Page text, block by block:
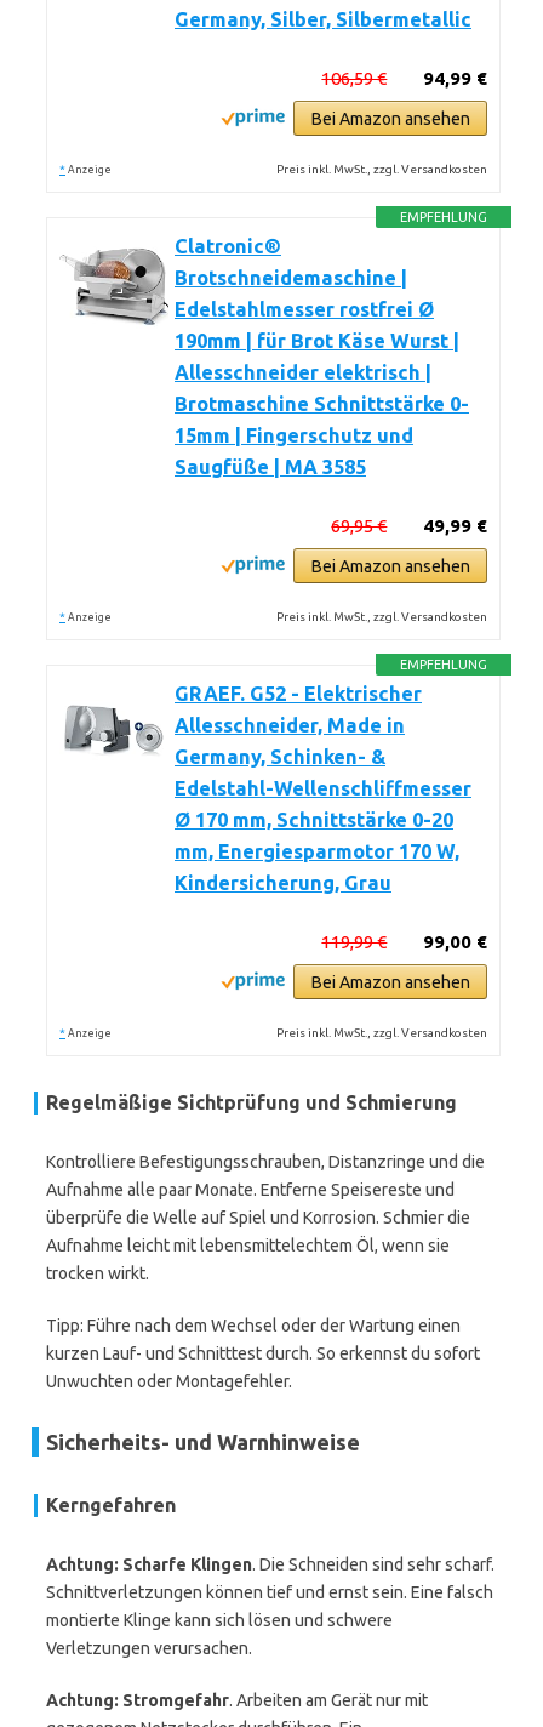
Germany, Silber, Silbermetallic
94,99 €
106,59 €
Bei Amazon ansehen
* Anzeige Preis inkl. MwSt., zzgl. Versandkosten
EMPFEHLUNG
Clatronic®
Brotschneidemaschine |
Edelstahlmesser rostfrei Ø
190mm | für Brot Käse Wurst |
Allesschneider elektrisch |
Brotmaschine Schnittstärke 0-
15mm | Fingerschutz und
Saugfüße | MA 3585
49,99 €
69,95 €
Bei Amazon ansehen
* Anzeige Preis inkl. MwSt., zzgl. Versandkosten
EMPFEHLUNG
GRAEF. G52 - Elektrischer
Allesschneider, Made in
Germany, Schinken- &
Edelstahl-Wellenschliffmesser
Ø 170 mm, Schnittstärke 0-20
mm, Energiesparmotor 170 W,
Kindersicherung, Grau
99,00 €
119,99 €
Bei Amazon ansehen
* Anzeige Preis inkl. MwSt., zzgl. Versandkosten
Regelmäßige Sichtprüfung und Schmierung
Kontrolliere Befestigungsschrauben, Distanzringe und die
Aufnahme alle paar Monate. Entferne Speisereste und
überprüfe die Welle auf Spiel und Korrosion. Schmier die
Aufnahme leicht mit lebensmittelechtem Öl, wenn sie
trocken wirkt.
Tipp: Führe nach dem Wechsel oder der Wartung einen
kurzen Lauf- und Schnitttest durch. So erkennst du sofort
Unwuchten oder Montagefehler.
Sicherheits- und Warnhinweise
Kerngefahren
Achtung: Scharfe Klingen. Die Schneiden sind sehr scharf.
Schnittverletzungen können tief und ernst sein. Eine falsch
montierte Klinge kann sich lösen und schwere
Verletzungen verursachen.
Achtung: Stromgefahr. Arbeiten am Gerät nur mit